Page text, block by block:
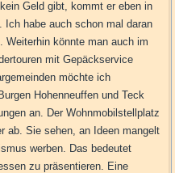
Geld gibt, kommt er eben in
Ich habe auch schon mal daran
Weiterhin könnte man auch im
mit Gepäckservice
möchte ich
Hohenneuffen und Teck
an. Der Wohnmobilstellplatz
ab. Sie sehen, an Ideen mangelt
werben. Das bedeutet
zu präsentieren. Eine